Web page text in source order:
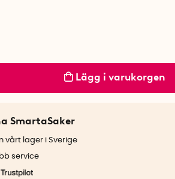
Lägg i varukorgen
SmartaSaker
vårt lager i Sverige
service